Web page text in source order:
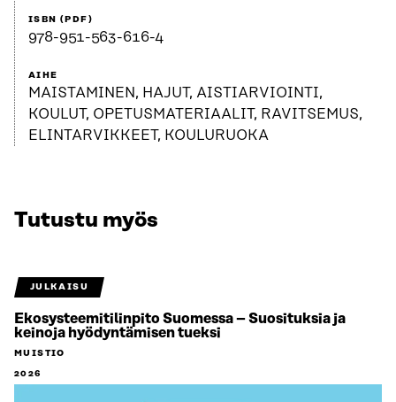
ISBN (PDF)
978-951-563-616-4
AIHE
MAISTAMINEN, HAJUT, AISTIARVIOINTI,
KOULUT, OPETUSMATERIAALIT, RAVITSEMUS,
ELINTARVIKKEET, KOULURUOKA
Tutustu myös
JULKAISU
Ekosysteemitilinpito Suomessa – Suosituksia ja
keinoja hyödyntämisen tueksi
MUISTIO
2026